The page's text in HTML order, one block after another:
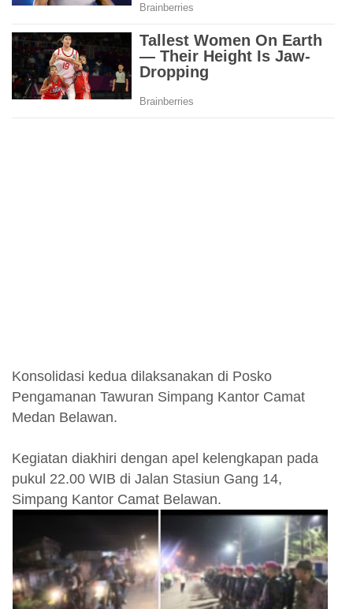
Konsolidasi kedua dilaksanakan di Posko
Pengamanan Tawuran Simpang Kantor Camat
Medan Belawan.
Kegiatan diakhiri dengan apel kelengkapan pada
pukul 22.00 WIB di Jalan Stasiun Gang 14,
Simpang Kantor Camat Belawan.